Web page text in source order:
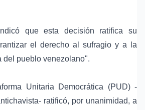
que esta decisión ratifica su
el derecho al sufragio y a la
del pueblo venezolano".
Unitaria Democrática (PUD) -
ratificó, por unanimidad, a